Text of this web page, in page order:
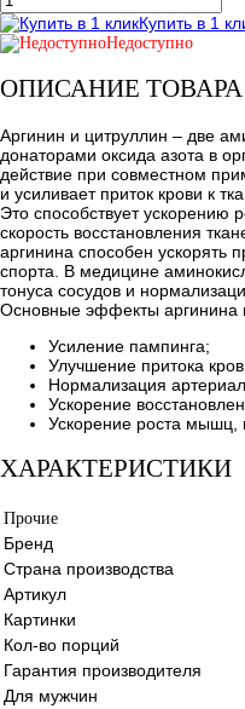
Купить в 1
Недоступно
ОПИСАНИЕ ТОВАРА
Аргинин и цитруллин – две
донаторами оксида азота в
действие при совместном
и усиливает приток крови к
Это способствует
скорость восстановления
аргинина способен ускорять
спорта. В медицине
тонуса сосудов и
Основные эффекты аргинина
Усиление пампинга;
Улучшение притока
Нормализация
Ускорение
Ускорение роста мышц,
ХАРАКТЕРИСТИКИ
Прочие
Бренд
Страна производства
Артикул
Картинки
Кол-во порций
Гарантия производителя
Для мужчин